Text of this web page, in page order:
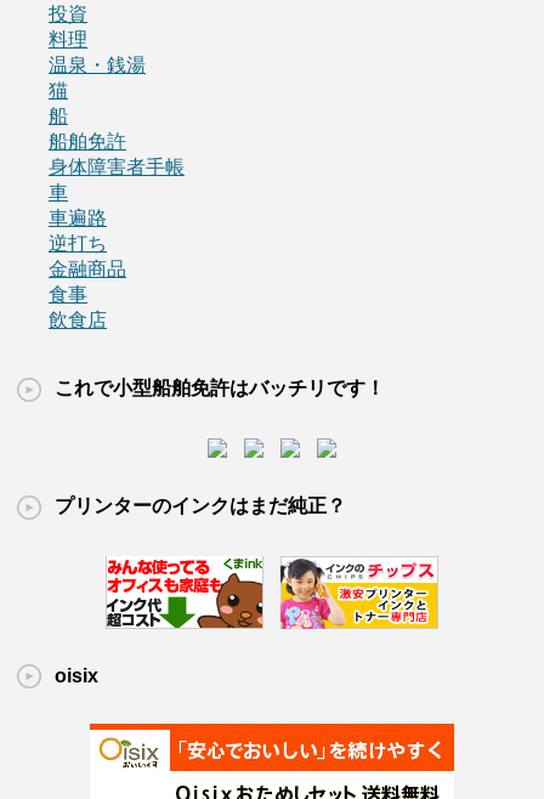
投資
料理
温泉・銭湯
猫
船
船舶免許
身体障害者手帳
車
車遍路
逆打ち
金融商品
食事
飲食店
これで小型船舶免許はバッチリです！
プリンターのインクはまだ純正？
oisix